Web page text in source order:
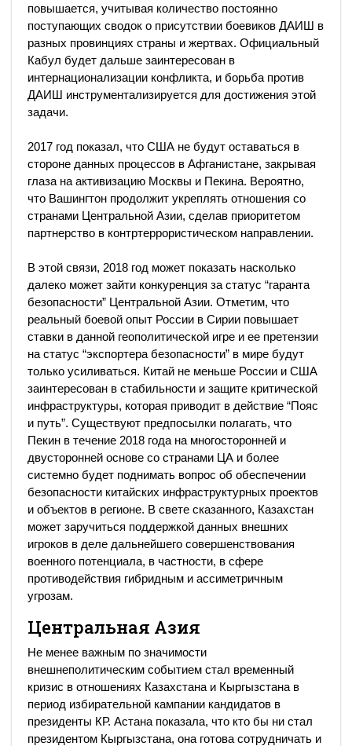
повышается, учитывая количество постоянно
поступающих сводок о присутствии боевиков ДАИШ в
разных провинциях страны и жертвах. Официальный
Кабул будет дальше заинтересован в
интернационализации конфликта, и борьба против
ДАИШ инструментализируется для достижения этой
задачи.
2017 год показал, что США не будут оставаться в
стороне данных процессов в Афганистане, закрывая
глаза на активизацию Москвы и Пекина. Вероятно,
что Вашингтон продолжит укреплять отношения со
странами Центральной Азии, сделав приоритетом
партнерство в контртеррористическом направлении.
В этой связи, 2018 год может показать насколько
далеко может зайти конкуренция за статус “гаранта
безопасности” Центральной Азии. Отметим, что
реальный боевой опыт России в Сирии повышает
ставки в данной геополитической игре и ее претензии
на статус “экспортера безопасности” в мире будут
только усиливаться. Китай не меньше России и США
заинтересован в стабильности и защите критической
инфраструктуры, которая приводит в действие “Пояс
и путь”. Существуют предпосылки полагать, что
Пекин в течение 2018 года на многосторонней и
двусторонней основе со странами ЦА и более
системно будет поднимать вопрос об обеспечении
безопасности китайских инфраструктурных проектов
и объектов в регионе. В свете сказанного, Казахстан
может заручиться поддержкой данных внешних
игроков в деле дальнейшего совершенствования
военного потенциала, в частности, в сфере
противодействия гибридным и ассиметричным
угрозам.
Центральная Азия
Не менее важным по значимости
внешнеполитическим событием стал временный
кризис в отношениях Казахстана и Кыргызстана в
период избирательной кампании кандидатов в
президенты КР. Астана показала, что кто бы ни стал
президентом Кыргызстана, она готова сотрудничать и